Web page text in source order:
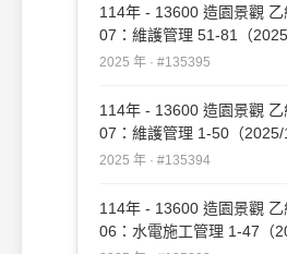
114年 - 13600 造園景觀 乙
07：維護管理 51-81（
#135395
2025 年 · #135395
114年 - 13600 造園景觀 乙
07：維護管理 1-50（2025/
#135394
2025 年 · #135394
114年 - 13600 造園景觀 乙
06：水電施工管理 1-47（